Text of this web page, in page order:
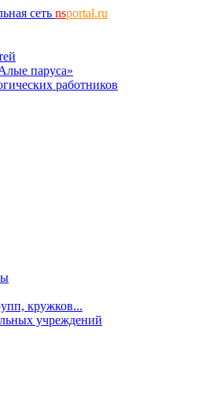
сеть nsportal.ru
паруса»
работников
кружков...
учреждений